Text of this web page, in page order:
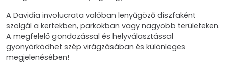
A Davidia involucrata valóban lenyűgöző díszfaként
szolgál a kertekben, parkokban vagy nagyobb területeken.
A megfelelő gondozással és helyválasztással
gyönyörködhet szép virágzásában és különleges
megjelenésében!